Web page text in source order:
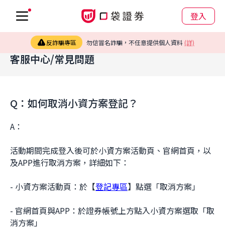
登入
反詐騙專區 勿信冒名詐騙，不任意提供個人資料 (詳)
客服中心/常見問題
Q：如何取消小資方案登記？
A：
活動期間完成登入後可於小資方案活動頁、官網首頁，以
及APP進行取消方案，詳細如下：
- 小資方案活動頁：於【登記專區】點選「取消方案」
- 官網首頁與APP：於證券帳號上方點入小資方案選取「取
消方案」